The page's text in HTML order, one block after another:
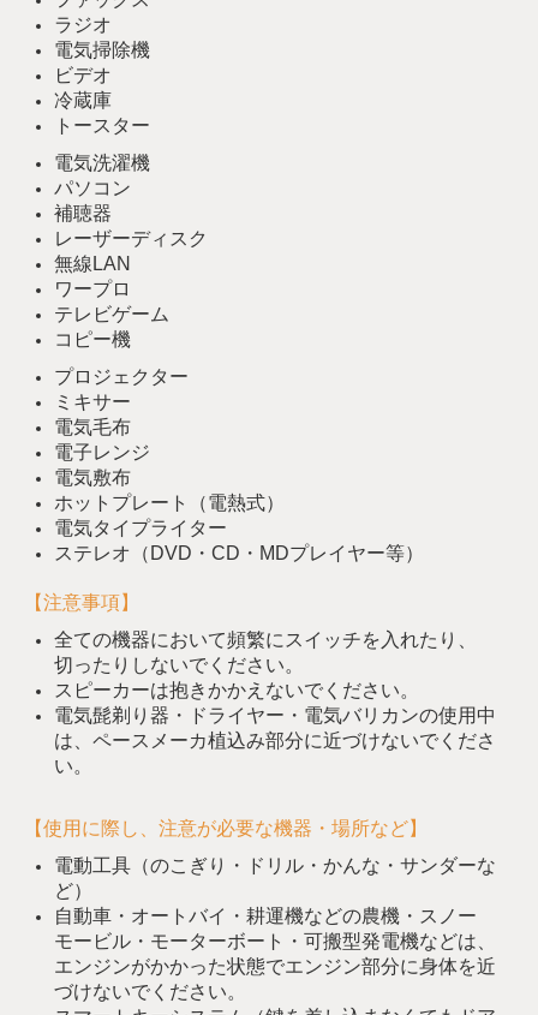
ラジオ
電気掃除機
ビデオ
冷蔵庫
トースター
電気洗濯機
パソコン
補聴器
レーザーディスク
無線LAN
ワープロ
テレビゲーム
コピー機
プロジェクター
ミキサー
電気毛布
電子レンジ
電気敷布
ホットプレート（電熱式）
電気タイプライター
ステレオ（DVD・CD・MDプレイヤー等）
【注意事項】
全ての機器において頻繁にスイッチを入れたり、
切ったりしないでください。
スピーカーは抱きかかえないでください。
電気髭剃り器・ドライヤー・電気バリカンの使用中
は、ペースメーカ植込み部分に近づけないでくださ
い。
【使用に際し、注意が必要な機器・場所など】
電動工具（のこぎり・ドリル・かんな・サンダーな
ど）
自動車・オートバイ・耕運機などの農機・スノー
モービル・モーターボート・可搬型発電機などは、
エンジンがかかった状態でエンジン部分に身体を近
づけないでください。